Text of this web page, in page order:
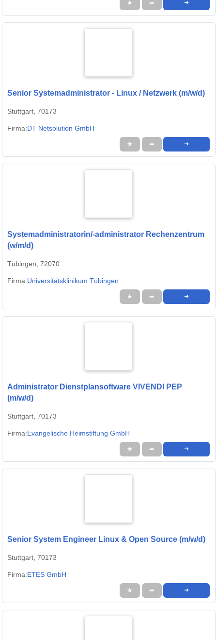
★ ➦ ➜
Senior Systemadministrator - Linux / Netzwerk (m/w/d)
Stuttgart, 70173
Firma:DT Netsolution GmbH
★ ➦ ➜
Systemadministratorin/-administrator Rechenzentrum
(w/m/d)
Tübingen, 72070
Firma:Universitätsklinikum Tübingen
★ ➦ ➜
Administrator Dienstplansoftware VIVENDI PEP
(m/w/d)
Stuttgart, 70173
Firma:Evangelische Heimstiftung GmbH
★ ➦ ➜
Senior System Engineer Linux & Open Source (m/w/d)
Stuttgart, 70173
Firma:ETES GmbH
★ ➦ ➜